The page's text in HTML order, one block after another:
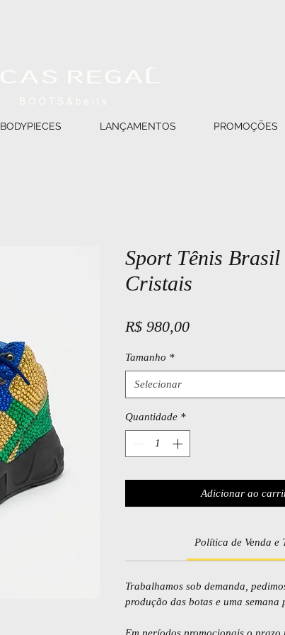
BODYPIECES LANÇAMENTOS PROMOÇÕES
Sport Tênis Brasil
Cristais
R$ 980,00Preço
Tamanho *
Selecionar
Quantidade *
Adicionar ao
Política de Venda e
Trabalhamos sob demanda,
produção das botas e uma semana